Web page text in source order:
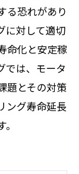
る恐れがあり
に対して適切
命化と安定稼
では、モータ
題とその対策
ング寿命延長